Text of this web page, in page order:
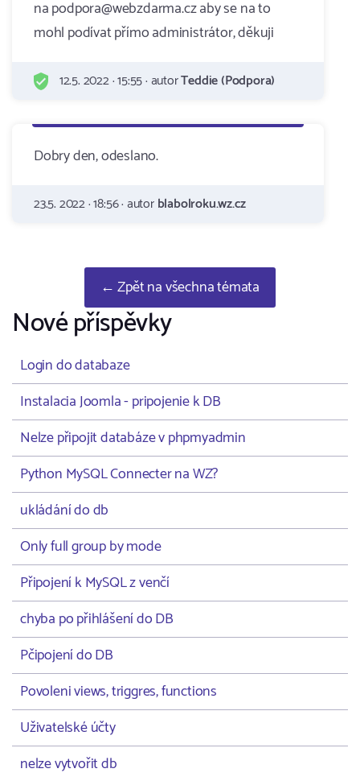
na podpora@webzdarma.cz aby se na to
mohl podívat přímo administrátor, děkuji
12.5. 2022 · 15:55 · autorTeddie (Podpora)
Dobry den, odeslano.
23.5. 2022 · 18:56 · autorblabolroku.wz.cz
← Zpět na všechna témata
Nové příspěvky
Login do databaze
Instalacia Joomla - pripojenie k DB
Nelze připojit databáze v phpmyadmin
Python MySQL Connecter na WZ?
ukládání do db
Only full group by mode
Připojení k MySQL z venčí
chyba po přihlášení do DB
Pčipojení do DB
Povoleni views, triggres, functions
Uživatelské účty
nelze vytvořit db